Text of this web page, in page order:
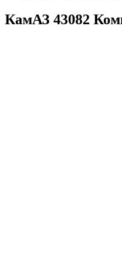
КамАЗ 43082